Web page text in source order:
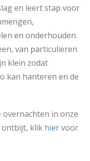
en leert stap voor
en onderhouden.
van particulieren
klein zodat
kan hanteren en de
in onze
ontbijt, klik hiervoor